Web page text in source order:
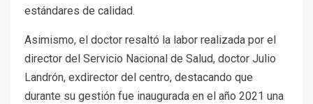
estándares de calidad.
Asimismo, el doctor resaltó la labor realizada por el
director del Servicio Nacional de Salud, doctor Julio
Landrón, exdirector del centro, destacando que
durante su gestión fue inaugurada en el año 2021 una